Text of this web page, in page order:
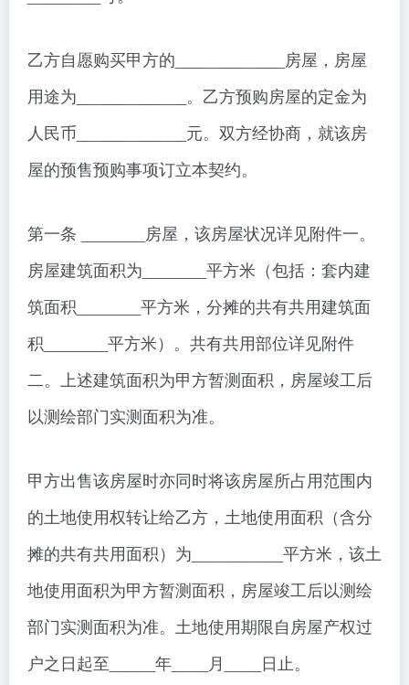
乙方自愿购买甲方的____________房屋，房屋
用途为____________。乙方预购房屋的定金为
人民币____________元。双方经协商，就该房
屋的预售预购事项订立本契约。
第一条 _______房屋，该房屋状况详见附件一。
房屋建筑面积为_______平方米（包括：套内建
筑面积_______平方米，分摊的共有共用建筑面
积_______平方米）。共有共用部位详见附件
二。上述建筑面积为甲方暂测面积，房屋竣工后
以测绘部门实测面积为准。
甲方出售该房屋时亦同时将该房屋所占用范围内
的土地使用权转让给乙方，土地使用面积（含分
摊的共有共用面积）为__________平方米，该土
地使用面积为甲方暂测面积，房屋竣工后以测绘
部门实测面积为准。土地使用期限自房屋产权过
户之日起至_____年____月____日止。